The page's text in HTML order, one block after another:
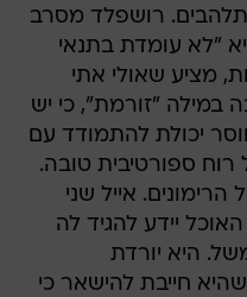
רושפלד מסרב
"לא עומדת בתנאי
מציע שאולי אתי
"זורמת", כי יש
יכולת להתמודד עם
רוח ספורטיבית טובה.
אייל שני
יידע להגיד לה
היא יורדת
חייבת להישאר כי